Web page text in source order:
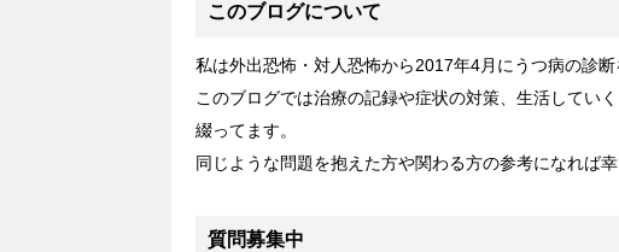
このブログについて
私は外出恐怖・対人恐怖から2017年4月にうつ病の診断
このブログでは治療の記録や症状の対策、生活してい
綴ってます。
同じような問題を抱えた方や関わる方の参考になれば幸
質問募集中